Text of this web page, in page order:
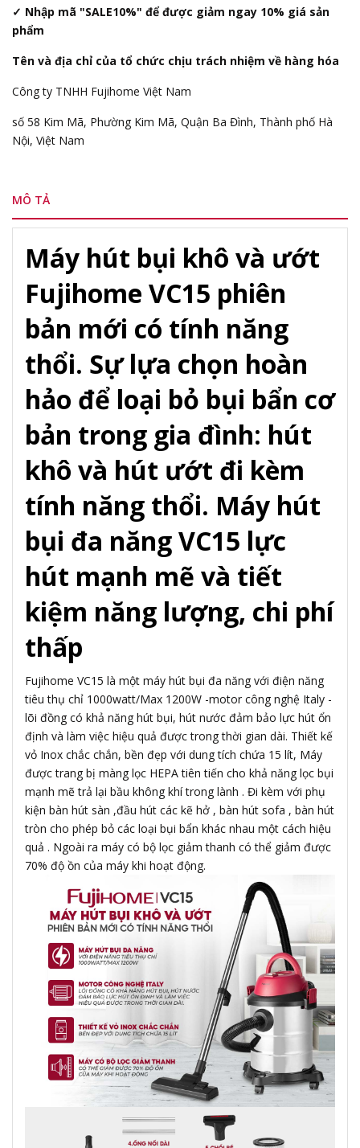
✓ Nhập mã "SALE10%" để được giảm ngay 10% giá sản
phẩm
Tên và địa chỉ của tổ chức chịu trách nhiệm về hàng hóa
Công ty TNHH Fujihome Việt Nam
số 58 Kim Mã, Phường Kim Mã, Quận Ba Đình, Thành phố Hà
Nội, Việt Nam
MÔ TẢ
Máy hút bụi khô và ướt
Fujihome VC15 phiên
bản mới có tính năng
thổi. Sự lựa chọn hoàn
hảo để loại bỏ bụi bẩn cơ
bản trong gia đình: hút
khô và hút ướt đi kèm
tính năng thổi. Máy hút
bụi đa năng VC15 lực
hút mạnh mẽ và tiết
kiệm năng lượng, chi phí
thấp
Fujihome VC15 là một máy hút bụi đa năng với điện năng
tiêu thụ chỉ 1000watt/Max 1200W -motor công nghệ Italy -
lõi đồng có khả năng hút bụi, hút nước đảm bảo lực hút ổn
định và làm việc hiệu quả được trong thời gian dài. Thiết kế
vỏ Inox chắc chắn, bền đẹp với dung tích chứa 15 lít, Máy
được trang bị màng lọc HEPA tiên tiến cho khả năng lọc bụi
mạnh mẽ trả lại bầu không khí trong lành . Đi kèm với phụ
kiện bàn hút sàn ,đầu hút các kẽ hở , bàn hút sofa , bàn hút
tròn cho phép bỏ các loại bụi bẩn khác nhau một cách hiệu
quả . Ngoài ra máy có bộ lọc giảm thanh có thể giảm được
70% độ ồn của máy khi hoạt động.